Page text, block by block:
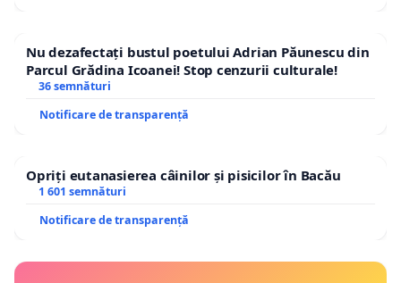
Nu dezafectați bustul poetului Adrian Păunescu din
Parcul Grădina Icoanei! Stop cenzurii culturale!
36 semnături
Notificare de transparență
Opriți eutanasierea câinilor și pisicilor în Bacău
1 601 semnături
Notificare de transparență